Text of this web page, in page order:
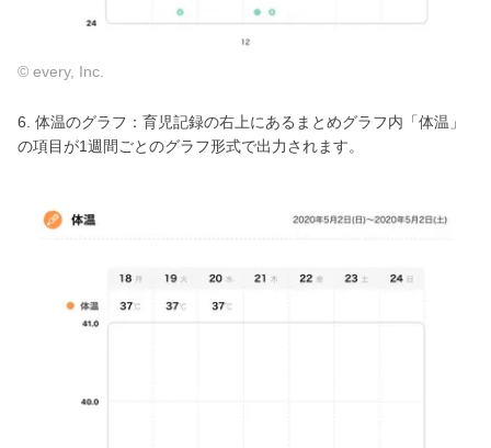
© every, Inc.
6. 体温のグラフ：育児記録の右上にあるまとめグラフ内「体温」
の項目が1週間ごとのグラフ形式で出力されます。